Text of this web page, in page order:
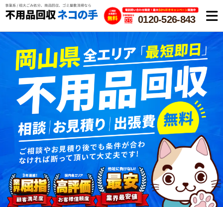
0120-526-843